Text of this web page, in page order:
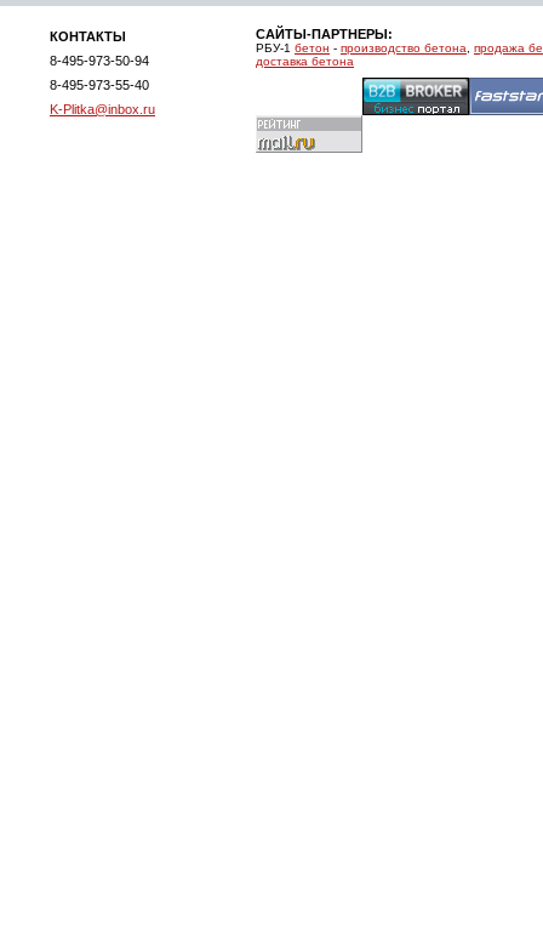
КОНТАКТЫ
8-495-973-50-94
8-495-973-55-40
K-Plitka@inbox.ru
САЙТЫ-ПАРТНЕРЫ:
РБУ-1 бетон - производство бетона
продажа
доставка бетона